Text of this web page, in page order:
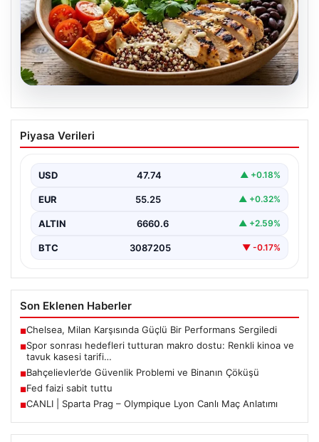
Spor sonrası hedefleri tutturan makro
dostu: Renkli kinoa ve tavuk kasesi
Piyasa Verileri
USD 47.74 ▲ +0.18%
EUR 55.25 ▲ +0.32%
ALTIN 6660.6 ▲ +2.59%
BTC 3087205 ▼ -0.17%
Son Eklenen Haberler
■Chelsea, Milan Karşısında Güçlü Bir Performans Sergiledi
■Spor sonrası hedefleri tutturan makro dostu: Renkli kinoa ve
tavuk kasesi tarifi…
■Bahçelievler’de Güvenlik Problemi ve Binanın Çöküşü
■Fed faizi sabit tuttu
■CANLI | Sparta Prag – Olympique Lyon Canlı Maç Anlatımı